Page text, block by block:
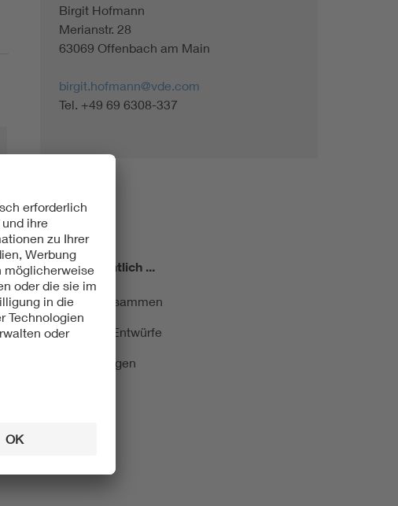
Birgit Hofmann
Merianstr. 28
63069 Offenbach am Main
birgit.hofmann@vde.com
Tel. +49 69 6308-337
informiert! Monatlich ...
Normung kurz zusammen
Publikationen und Entwürfe
Veranstaltungen